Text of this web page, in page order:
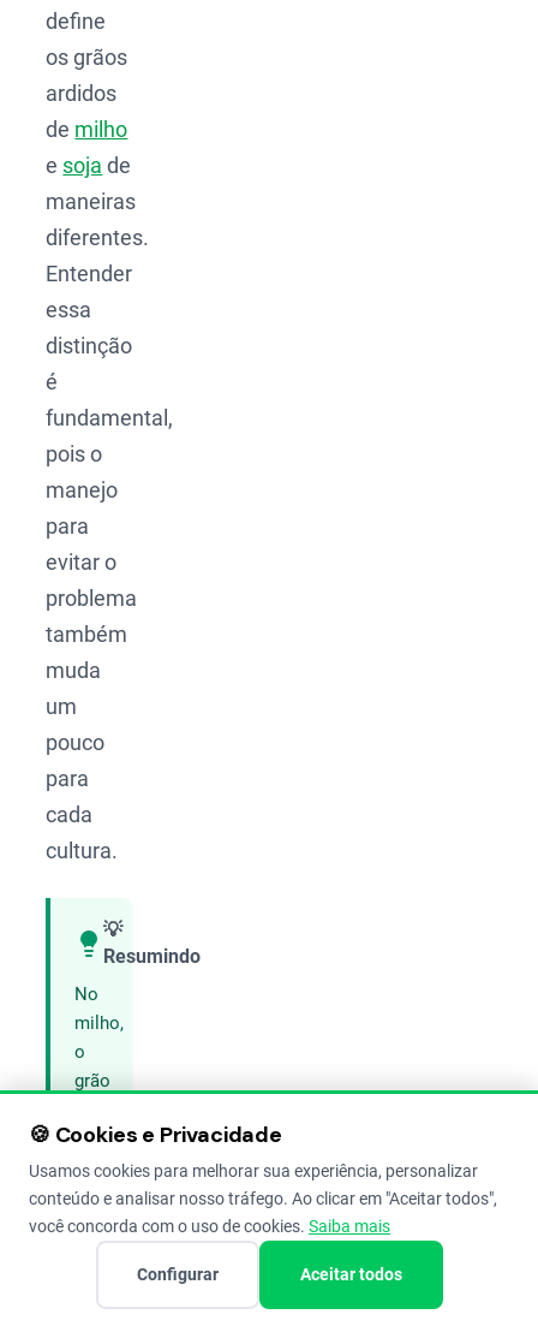
define
os grãos
ardidos
de milho
e soja de
maneiras
diferentes.
Entender
essa
distinção
é
fundamental,
pois o
manejo
para
evitar o
problema
também
muda
um
pouco
para
cada
cultura.
💡
Resumindo
No
milho,
o
grão
é
considerado
ardido
se
totalmente
escurecido;
🍪 Cookies e Privacidade
Usamos cookies para melhorar sua experiência, personalizar
conteúdo e analisar nosso tráfego. Ao clicar em "Aceitar todos",
você concorda com o uso de cookies. Saiba mais
Configurar Aceitar todos